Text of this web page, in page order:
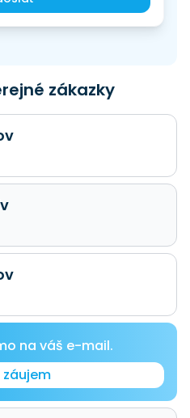
zákazky
na váš e-mail.
záujem